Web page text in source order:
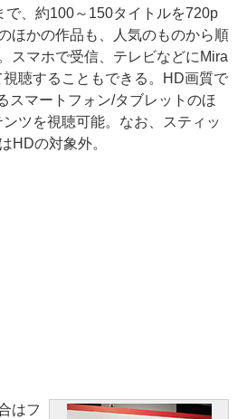
で、約100～150タイトルを720p
ほかの作品も、人気のものから順
スマホで受信、テレビなどにMira
聴することもできる。HD画質で
スマートフォン/タブレットのほ
ツを視聴可能。なお、スティッ
HDの対象外。
はフ